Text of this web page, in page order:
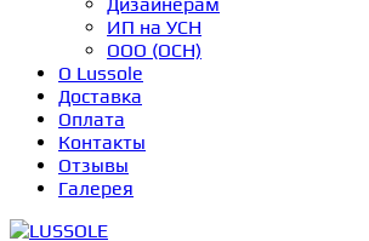
ИП на УСН
ООО (ОСН)
О Lussole
Доставка
Оплата
Контакты
Отзывы
Галерея